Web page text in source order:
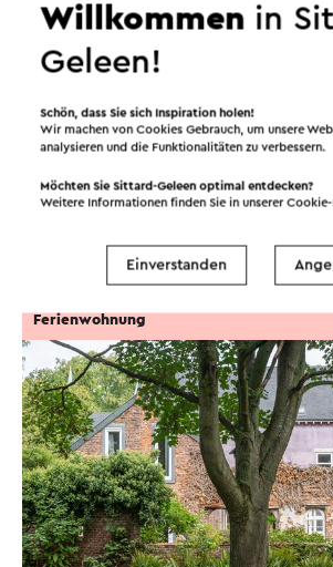
Grevenbicht
Spaß in der
Unterkünfte Essen und Trinken
Ferienwohnung
Willkommen in
Geleen!
Schön, dass Sie sich Inspiration holen!
Wir machen von Cookies Gebrauch, um unsere
analysieren und die Funktionalitäten zu verbessern.
Möchten Sie Sittard-Geleen optimal entdecken?
Weitere Informationen finden Sie in unserer
Einverstanden